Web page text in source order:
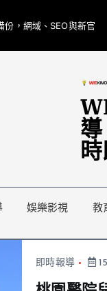
，網域、SEO與新官
娛樂影視 教
即時報導